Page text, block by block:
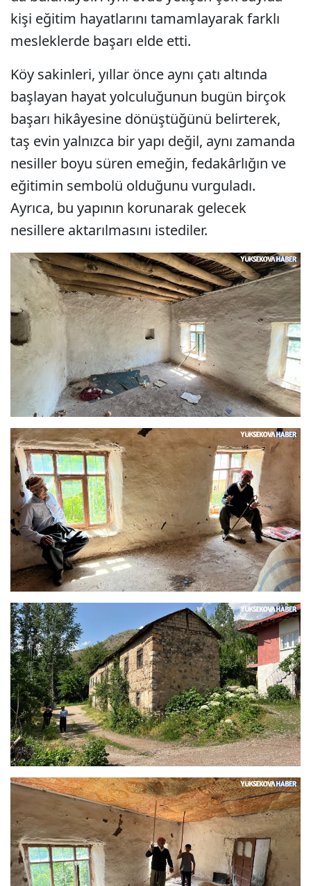
kişi eğitim hayatlarını tamamlayarak farklı
mesleklerde başarı elde etti.
Köy sakinleri, yıllar önce aynı çatı altında
başlayan hayat yolculuğunun bugün birçok
başarı hikâyesine dönüştüğünü belirterek,
taş evin yalnızca bir yapı değil, aynı zamanda
nesiller boyu süren emeğin, fedakârlığın ve
eğitimin sembolü olduğunu vurguladı.
Ayrıca, bu yapının korunarak gelecek
nesillere aktarılmasını istediler.